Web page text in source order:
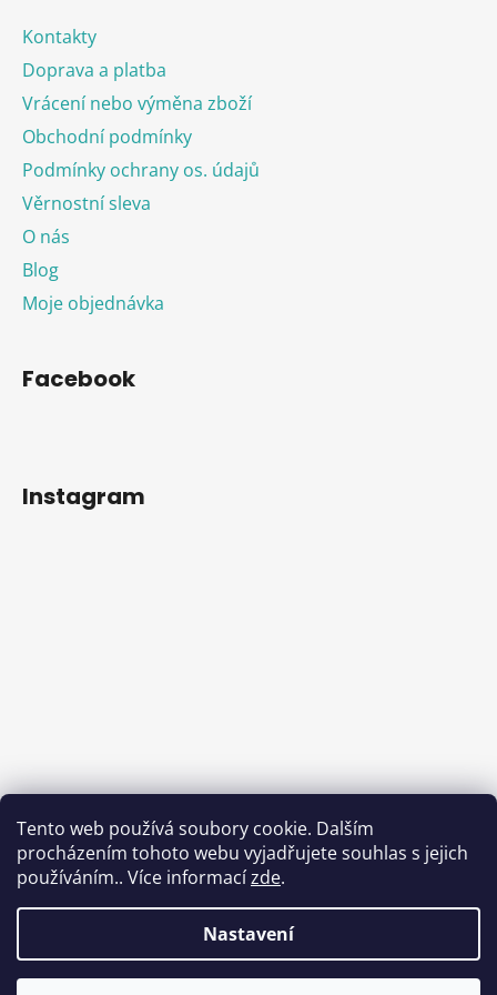
Tento web používá soubory cookie. Dalším
procházením tohoto webu vyjadřujete souhlas s jejich
používáním.. Více informacízde.
Nastavení
Kontakty
Doprava a platba
Vrácení nebo výměna zboží
Obchodní podmínky
Podmínky ochrany os. údajů
Věrnostní sleva
O nás
Blog
Moje objednávka
Facebook
Instagram
Vytvořil Shoptet